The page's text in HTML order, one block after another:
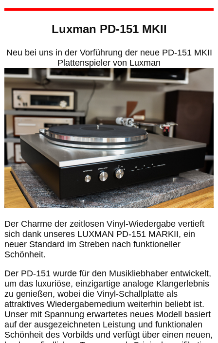
Luxman PD-151 MKII
Neu bei uns in der Vorführung der neue PD-151 MKII
Plattenspieler von Luxman
Der Charme der zeitlosen Vinyl-Wiedergabe vertieft
sich dank unseres LUXMAN PD-151 MARKII, ein
neuer Standard im Streben nach funktioneller
Schönheit.
Der PD-151 wurde für den Musikliebhaber entwickelt,
um das luxuriöse, einzigartige analoge Klangerlebnis
zu genießen, wobei die Vinyl-Schallplatte als
attraktives Wiedergabemedium weiterhin beliebt ist.
Unser mit Spannung erwartetes neues Modell basiert
auf der ausgezeichneten Leistung und funktionalen
Schönheit des Vorbilds und verfügt über einen neuen,